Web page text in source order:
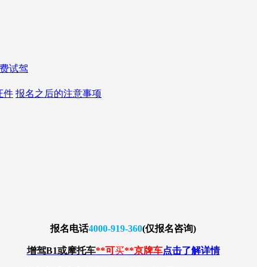
试驾
件 报名之后的注意事项
报名电话4000-919-360(仅报名咨询)
增驾B1或摩托车**可买**京牌车点击了解详情